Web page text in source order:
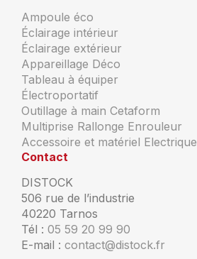
Ampoule éco
Éclairage intérieur
Éclairage extérieur
Appareillage Déco
Tableau à équiper
Électroportatif
Outillage à main Cetaform
Multiprise Rallonge Enrouleur
Accessoire et matériel Electrique
Contact
DISTOCK
506 rue de l’industrie
40220 Tarnos
Tél : 05 59 20 99 90
E-mail : contact@distock.fr